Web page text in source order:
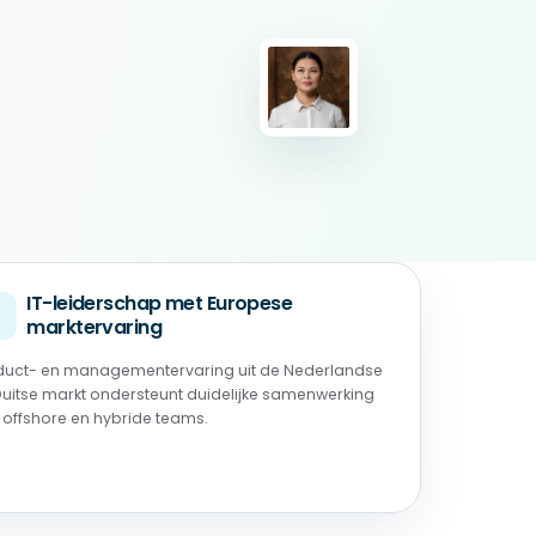
IT-leiderschap met Europese
marktervaring
en managementervaring uit de Nederlandse
markt ondersteunt duidelijke samenwerking
en hybride teams.